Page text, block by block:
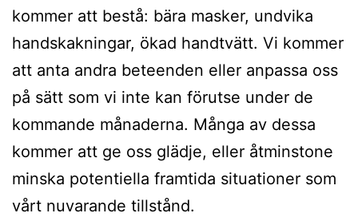
kommer att bestå: bära masker, undvika
handskakningar, ökad handtvätt. Vi kommer
att anta andra beteenden eller anpassa oss
på sätt som vi inte kan förutse under de
kommande månaderna. Många av dessa
kommer att ge oss glädje, eller åtminstone
minska potentiella framtida situationer som
vårt nuvarande tillstånd.